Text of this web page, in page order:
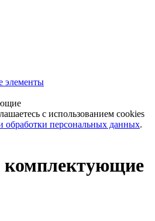
элементы
с использованием cookies
обработки персональных данных.